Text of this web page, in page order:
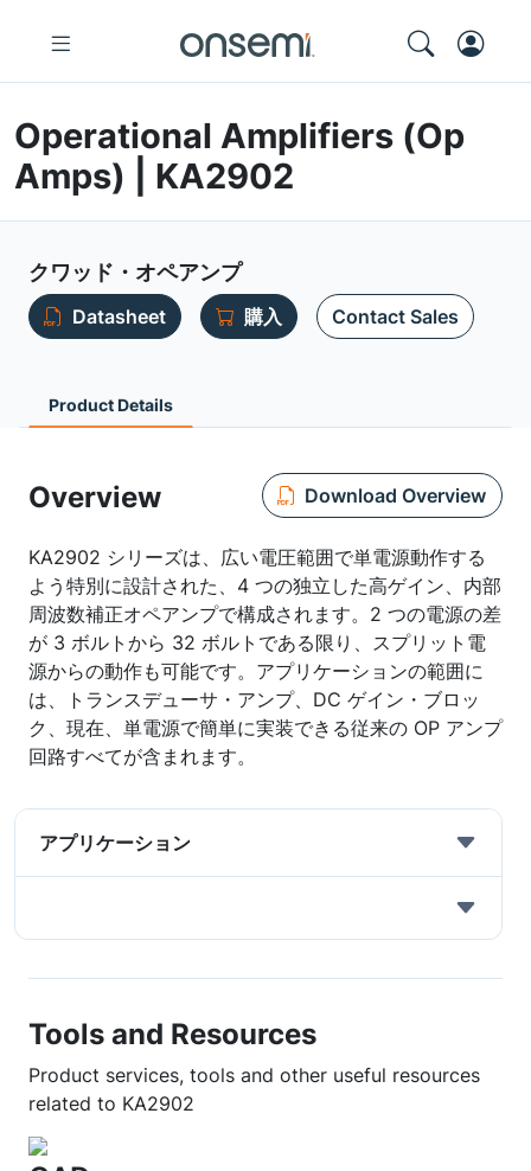
Operational Amplifiers (Op
Amps) | KA2902
クワッド・オペアンプ
Datasheet 購入 Contact Sales
Product Details
Overview Download Overview
KA2902 シリーズは、広い電圧範囲で単電源動作する
よう特別に設計された、4 つの独立した高ゲイン、内部
周波数補正オペアンプで構成されます。2 つの電源の差
が 3 ボルトから 32 ボルトである限り、スプリット電
源からの動作も可能です。アプリケーションの範囲に
は、トランスデューサ・アンプ、DC ゲイン・ブロッ
ク、現在、単電源で簡単に実装できる従来の OP アンプ
回路すべてが含まれます。
アプリケーション
Tools and Resources
Product services, tools and other useful resources
related to KA2902